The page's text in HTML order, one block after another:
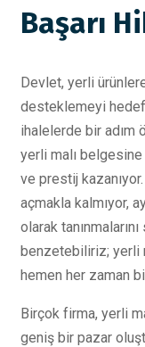
Başarı
Devlet, yerli
desteklemeyi
ihalelerde bir adım
yerli malı
ve prestij
açmakla kalmıyor,
olarak
benzetebiliriz; yerli
hemen her zaman
Birçok firma, yerli
geniş bir pazar